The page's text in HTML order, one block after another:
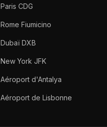
Paris CDG
Rome Fiumicino
Dubaï DXB
New York JFK
Aéroport d'Antalya
Aéroport de Lisbonne